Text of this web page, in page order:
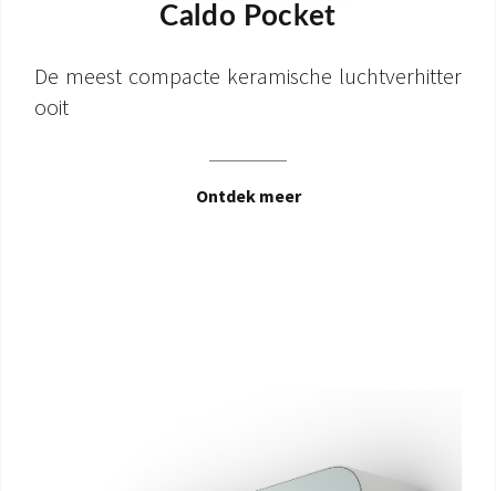
Caldo Pocket
De meest compacte keramische luchtverhitter
ooit
Ontdek meer